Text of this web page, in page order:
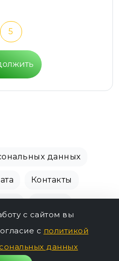
5
данных
Контакты
с сайтом вы
с политикой
данных